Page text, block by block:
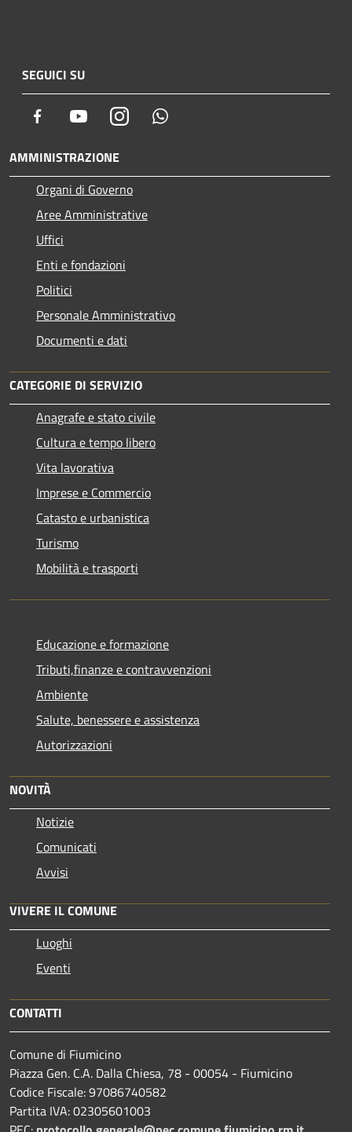
SEGUICI SU
Facebook YoutubeInstagram
AMMINISTRAZIONE
Organi di Governo
Aree Amministrative
Uffici
Enti e fondazioni
Politici
Personale Amministrativo
Documenti e dati
CATEGORIE DI SERVIZIO
Anagrafe e stato civile
Cultura e tempo libero
Vita lavorativa
Imprese e Commercio
Catasto e urbanistica
Turismo
Mobilità e trasporti
Educazione e formazione
Tributi,finanze e contravvenzioni
Ambiente
Salute, benessere e assistenza
Autorizzazioni
NOVITÀ
Notizie
Comunicati
Avvisi
VIVERE IL COMUNE
Luoghi
Eventi
CONTATTI
Comune di Fiumicino
Piazza Gen. C.A. Dalla Chiesa, 78 - 00054 - Fiumicino
Codice Fiscale: 97086740582
Partita IVA: 02305601003